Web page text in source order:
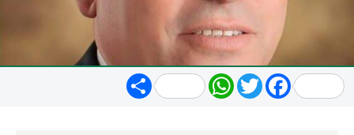
Share WhatsApp
TwitterFacebook